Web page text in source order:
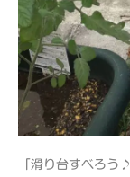
「滑り台すべろう